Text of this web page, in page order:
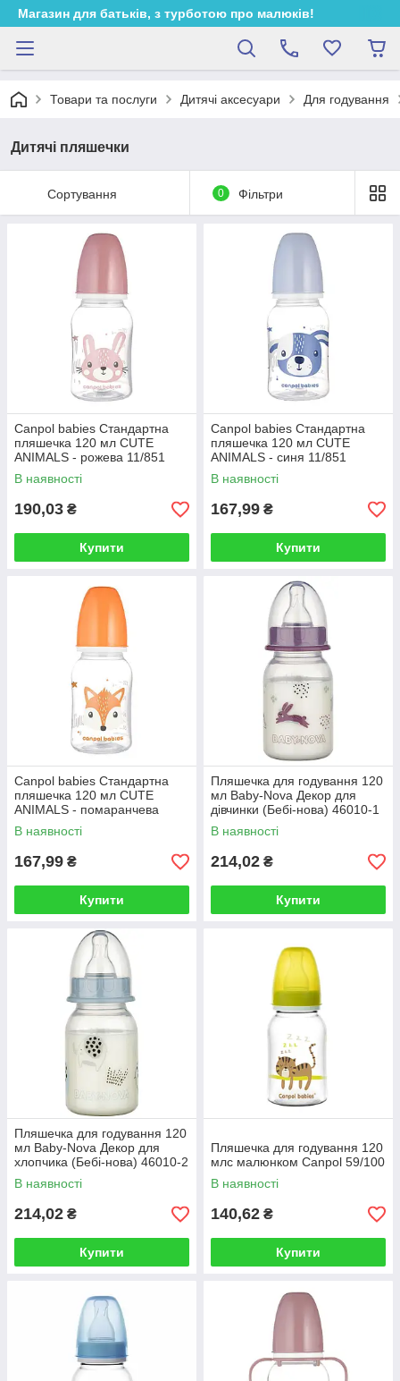
Магазин для батьків, з турботою про малюків!
Товари та послуги Дитячі аксесуари Для годування
Дитячі пляшечки
Сортування 0 Фільтри
Canpol babies Стандартна
пляшечка 120 мл CUTE
ANIMALS - рожева 11/851
В наявності
190,03 ₴
Купити
Canpol babies Стандартна
пляшечка 120 мл CUTE
ANIMALS - синя 11/851
В наявності
167,99 ₴
Купити
Canpol babies Стандартна
пляшечка 120 мл CUTE
ANIMALS - помаранчева
11/851
В наявності
167,99 ₴
Купити
Пляшечка для годування 120
мл Baby-Nova Декор для
дівчинки (Бебі-нова) 46010-1
В наявності
214,02 ₴
Купити
Пляшечка для годування 120
мл Baby-Nova Декор для
хлопчика (Бебі-нова) 46010-2
В наявності
214,02 ₴
Купити
Пляшечка для годування 120
млс малюнком Canpol 59/100
В наявності
140,62 ₴
Купити